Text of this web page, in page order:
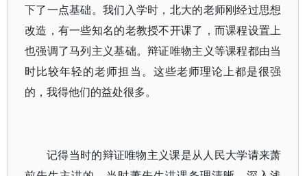
下了一点基础。我们入学时，北大的老师刚经过思想
改造，有一些知名的老教授不开课了，而课程设置上
也强调了马列主义基础。辩证唯物主义等课程都由当
时比较年轻的老师担当。这些老师理论上都是很强
的，我得他们的益处很多。
记得当时的辩证唯物主义课是从人民大学请来萧